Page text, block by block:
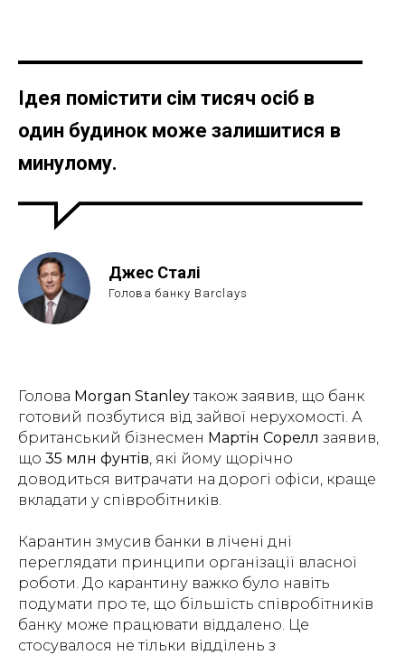
Ідея помістити сім тисяч осіб в
один будинок може залишитися в
минулому.
Джес Сталі
Голова банку Barclays
Голова Morgan Stanleyтакож заявив, що банк
готовий позбутися від зайвої нерухомості. А
британський бізнесмен Мартін Сорелл заявив,
що 35 млн фунтів, які йому щорічно
доводиться витрачати на дорогі офіси, краще
вкладати у співробітників.
Карантин змусив банки в лічені дні
переглядати принципи організації власної
роботи. До карантину важко було навіть
подумати про те, що більшість співробітників
банку може працювати віддалено. Це
стосувалося не тільки відділень з